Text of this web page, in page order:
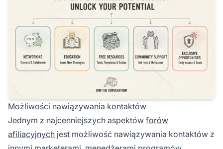
Możliwości nawiązywania kontaktów
Jednym z najcenniejszych aspektów forów
afiliacyjnych jest możliwość nawiązywania kontaktów z